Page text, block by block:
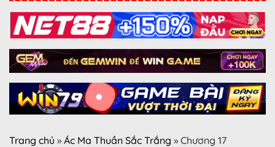
Trang chủ » Ác Ma Thuần Sắc Trắng » Chương 17